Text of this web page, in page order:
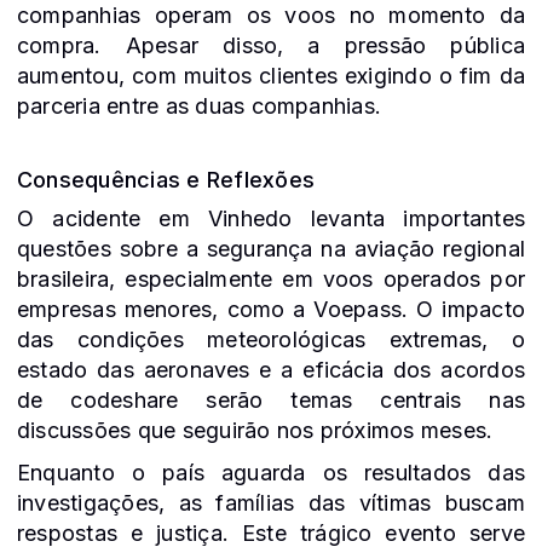
companhias operam os voos no momento da
compra. Apesar disso, a pressão pública
aumentou, com muitos clientes exigindo o fim da
parceria entre as duas companhias.
Consequências e Reflexões
O acidente em Vinhedo levanta importantes
questões sobre a segurança na aviação regional
brasileira, especialmente em voos operados por
empresas menores, como a Voepass. O impacto
das condições meteorológicas extremas, o
estado das aeronaves e a eficácia dos acordos
de codeshare serão temas centrais nas
discussões que seguirão nos próximos meses.
Enquanto o país aguarda os resultados das
investigações, as famílias das vítimas buscam
respostas e justiça. Este trágico evento serve